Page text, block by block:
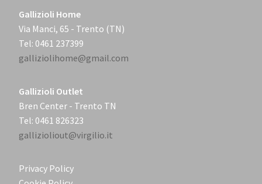
Gallizioli Home
Via Manci, 65 - Trento (TN)
Tel: 0461 237399
galliziolihome@gmail.com
Gallizioli Outlet
Bren Center - Trento TN
Tel: 0461 826323
gallizioliout@virgilio.it
Privacy Policy